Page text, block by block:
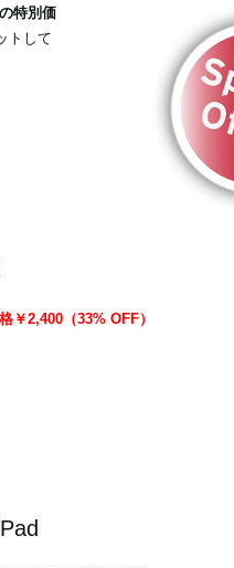
特別価
トして
￥2,400（33% OFF）